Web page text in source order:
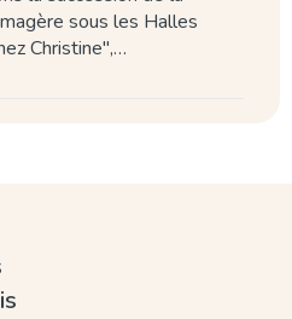
sous les Halles
Christine",…